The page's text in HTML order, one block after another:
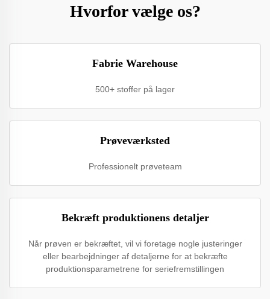
Hvorfor vælge os?
Fabrie Warehouse
500+ stoffer på lager
Prøveværksted
Professionelt prøveteam
Bekræft produktionens detaljer
Når prøven er bekræftet, vil vi foretage nogle justeringer
eller bearbejdninger af detaljerne for at bekræfte
produktionsparametrene for seriefremstillingen